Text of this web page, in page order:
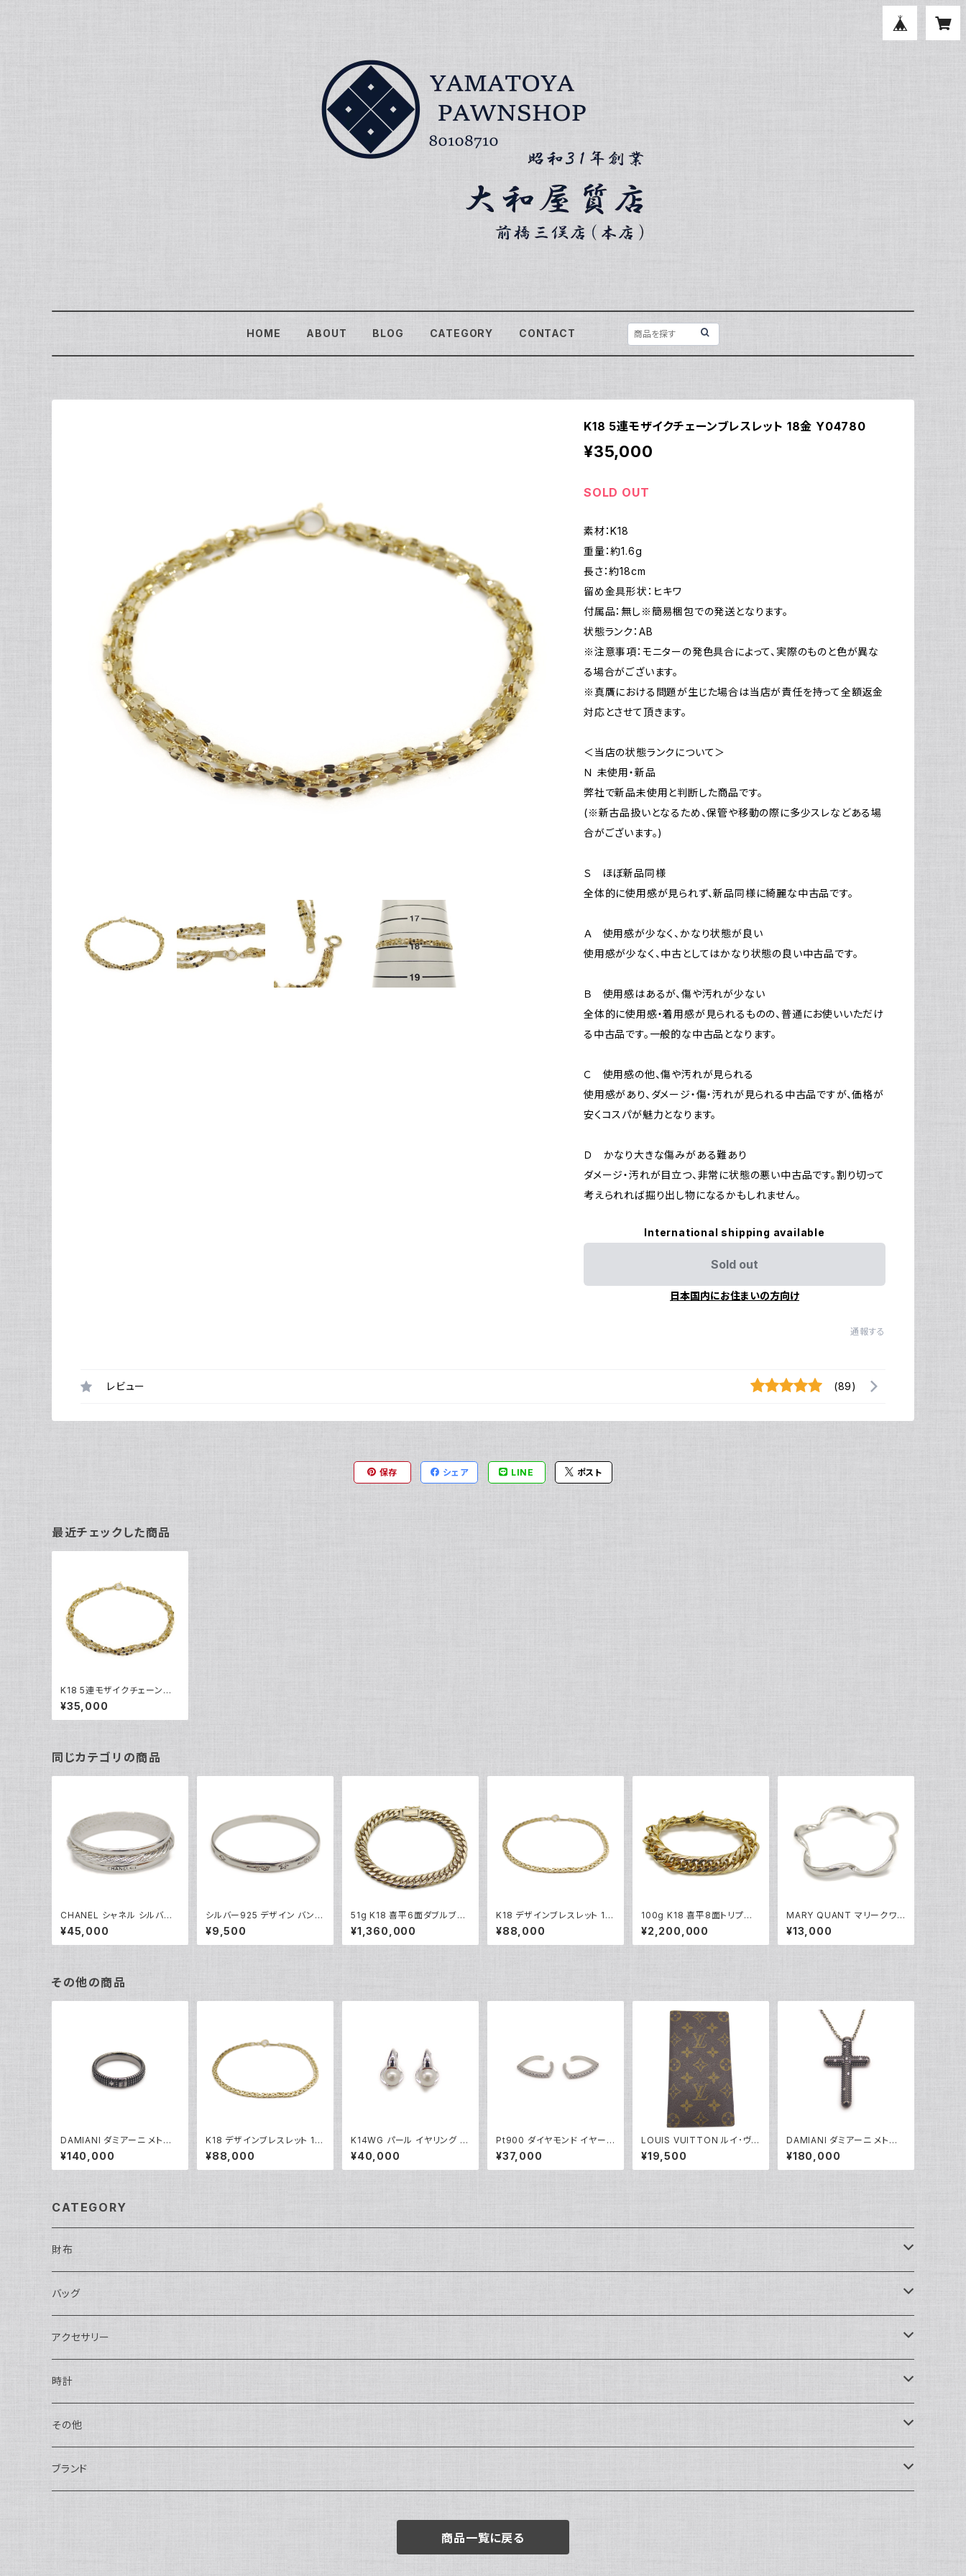
HOME ABOUT BLOG CATEGORY CONTACT
K18 5連モザイクチェーンブレスレット 18金 Y04780
¥35,000
SOLD OUT
素材：K18
重量：約1.6g
長さ：約18cm
留め金具形状：ヒキワ
付属品：無し※簡易梱包での発送となります。
状態ランク：AB
※注意事項：モニターの発色具合によって、実際のものと色が異な
る場合がございます。
※真贋における問題が生じた場合は当店が責任を持って全額返金
対応とさせて頂きます。
＜当店の状態ランクについて＞
Ｎ 未使用・新品
弊社で新品未使用と判断した商品です。
(※新古品扱いとなるため、保管や移動の際に多少スレなどある場
合がございます。)
Ｓ ほぼ新品同様
全体的に使用感が見られず、新品同様に綺麗な中古品です。
Ａ 使用感が少なく、かなり状態が良い
使用感が少なく、中古としてはかなり状態の良い中古品です。
Ｂ 使用感はあるが、傷や汚れが少ない
全体的に使用感・着用感が見られるものの、普通にお使いいただけ
る中古品です。一般的な中古品となります。
Ｃ 使用感の他、傷や汚れが見られる
使用感があり、ダメージ・傷・汚れが見られる中古品ですが、価格が
安くコスパが魅力となります。
Ｄ かなり大きな傷みがある難あり
ダメージ・汚れが目立つ、非常に状態の悪い中古品です。割り切って
考えられれば掘り出し物になるかもしれません。
International shipping available
Sold out
日本国内にお住まいの方向け
通報する
レビュー (89)
保存 シェア LINE ポスト
最近チェックした商品
K18 5連モザイクチェーンブ
レスレット 18金 Y04780
¥35,000
同じカテゴリの商品
CHANEL シャネル シルバー
バングル ブレスレット Y0356
8
¥45,000
シルバー925 デザイン バング
ル ブレスレット Y04926
¥9,500
51g K18 喜平6面ダブルブレ
スレット 18金 チェーンブレス
レット Y05039
¥1,360,000
K18 デザインブレスレット 18
金 チェーンブレスレット Y04
933
¥88,000
100g K18 喜平8面トリプル
ブレスレット 18金 チェーンブ
レスレット Y04840
¥2,200,000
MARY QUANT マリークワン
ト シルバー フラワーデザイン
バングル ブレスレット Y0492
4
¥13,000
その他の商品
DAMIANI ダミアーニ メトロ
ポリタンドリーム 1Pダイヤモ
ンド リング K18WG 18金 指
輪 17号 Y05256
¥140,000
K18 デザインブレスレット 18
金 チェーンブレスレット Y04
933
¥88,000
K14WG パール イヤリング 1
4金 クリップ式 Y05249
¥40,000
Pt900 ダイヤモンド イヤーカ
フ プラチナ Y05254
¥37,000
LOUIS VUITTON ルイ･ヴィ
トン モノグラム ポルト バルー
ル カルト クレディ M61823
Y05170
¥19,500
DAMIANI ダミアーニ メトロ
ポリタンドリーム 6Pダイヤモ
ンド ネックレス K18WG 18金
アズキチェーン Y05255
¥180,000
CATEGORY
財布
長財布
二つ折り
バッグ
ショルダーバッグ・ボディバッグ
ハンドバッグ・ポーチ
トートバッグ
バックパック・リュックサック
アクセサリー
ネックレス
指輪
ピアス・イヤリング
時計
アナログ・機械式
アナログ・クォーツ
その他
ペン・万年筆
ブランド
商品一覧に戻る